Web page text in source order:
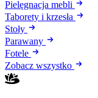
Pielęgnacja mebli
Taborety i krzesła
Stoły
Parawany
Fotele
Zobacz wszystko